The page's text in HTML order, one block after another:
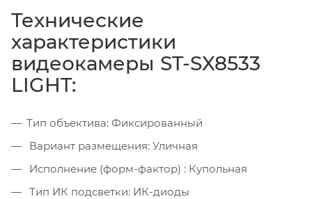
Технические
характеристики
видеокамеры ST-SX8533
LIGHT:
Тип объектива: Фиксированный
Вариант размещения: Уличная
Исполнение (форм-фактор) : Купольная
Тип ИК подсветки: ИК-диоды